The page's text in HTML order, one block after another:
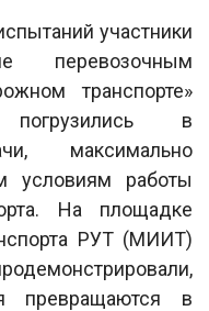
участники
перевозочным
транспорте»
погрузились в
максимально
условиям работы
На площадке
РУТ (МИИТ)
превращаются в